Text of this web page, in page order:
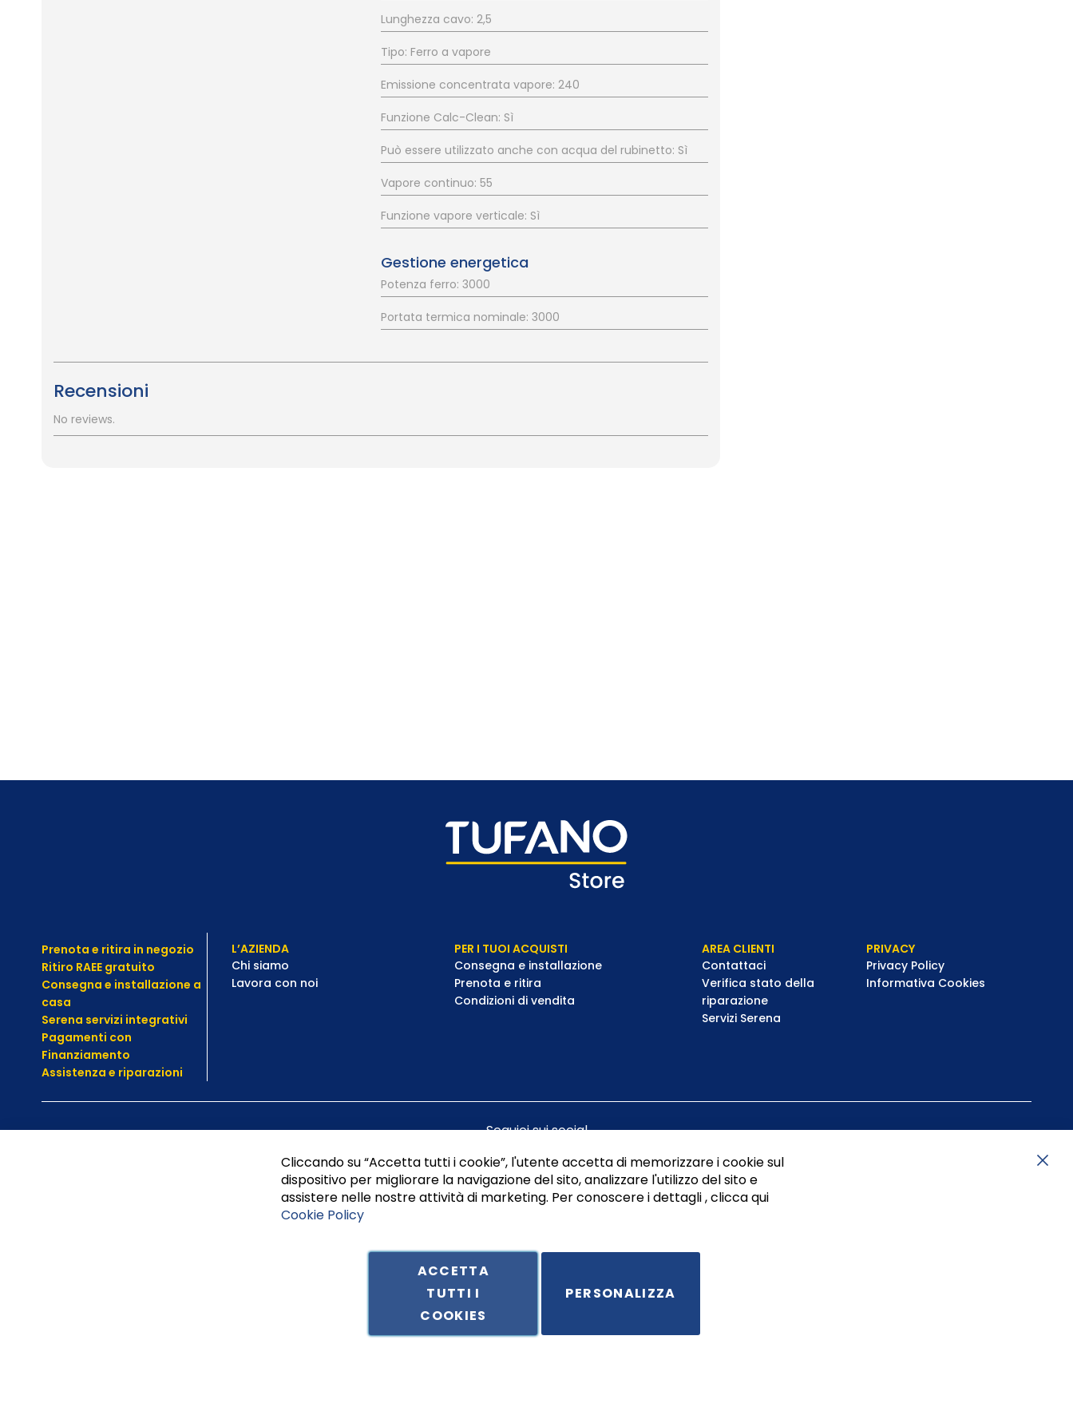
Lunghezza cavo: 2,5
Tipo: Ferro a vapore
Emissione concentrata vapore: 240
Funzione Calc-Clean: Sì
Può essere utilizzato anche con acqua del rubinetto: Sì
Vapore continuo: 55
Funzione vapore verticale: Sì
Gestione energetica
Potenza ferro: 3000
Portata termica nominale: 3000
Recensioni
No reviews.
Prenota e ritira in negozio
Ritiro RAEE gratuito
Consegna e installazione a
casa
Serena servizi integrativi
Pagamenti con
Finanziamento
Assistenza e riparazioni
L’AZIENDA
Chi siamo
Lavora con noi
PER I TUOI ACQUISTI
Consegna e installazione
Prenota e ritira
Condizioni di vendita
AREA CLIENTI
Contattaci
Verifica stato della
riparazione
Servizi Serena
PRIVACY
Privacy Policy
Informativa Cookies
Seguici sui social
Tufano Teresa S.r.l’. Cap. Soc. i.v. € 312.000,00 - Sede legale in Via Principe di Piemonte 199, cap. 80026 Casoria (NA) - C.F. 05834470634 - P.I. 01465221214, iscritta alla C.C.I.A.A.
Cliccando su “Accetta tutti i cookie”, l'utente accetta di memorizzare i cookie sul
dispositivo per migliorare la navigazione del sito, analizzare l'utilizzo del sito e
assistere nelle nostre attività di marketing. Per conoscere i dettagli , clicca qui
Cookie Policy
ACCETTA
TUTTI I
COOKIES
PERSONALIZZA